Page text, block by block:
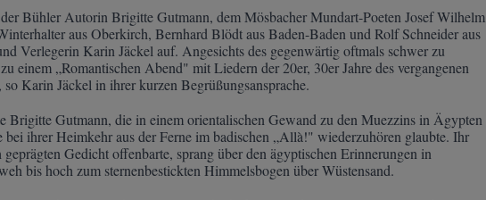
Bühler Autorin Brigitte Gutmann, dem Mösbacher Mundart-Poeten Josef Wilhelm
aus Oberkirch, Bernhard Blödt aus Baden-Baden und Rolf Schneider aus
Verlegerin Karin Jäckel auf. Angesichts des gegenwärtig oftmals schwer zu
einem „Romantischen Abend" mit Liedern der 20er, 30er Jahre des vergangenen
Karin Jäckel in ihrer kurzen Begrüßungsansprache.
Brigitte Gutmann, die in einem orientalischen Gewand zu den Muezzins in Ägypten
ihrer Heimkehr aus der Ferne im badischen „Allà!" wiederzuhören glaubte. Ihr
Gedicht offenbarte, sprang über den ägyptischen Erinnerungen in
bis hoch zum sternenbestickten Himmelsbogen über Wüstensand.